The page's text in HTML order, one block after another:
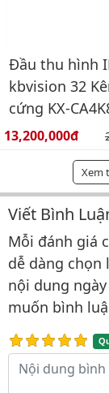
Đầu thu hình
kbvision 32
cứng KX-
Giá bán:
13,200,000đ
Xem
Bình
Viết Bình
Mỗi đánh giá
dễ dàng chọn
nội dung
muốn bình
Nội dung bình